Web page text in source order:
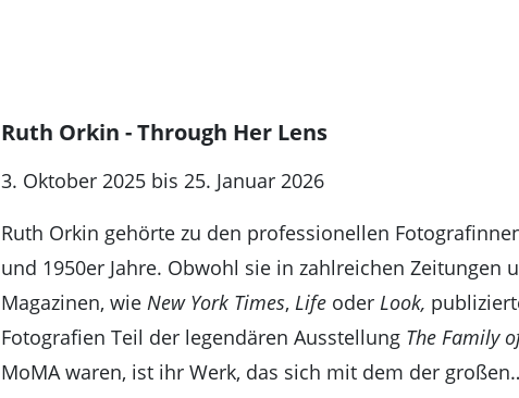
Ruth Orkin - Through Her Lens
3. Oktober 2025 bis 25. Januar 2026
Ruth Orkin gehörte zu den professionellen
und 1950er Jahre. Obwohl sie in zahlreichen Zeitungen
Magazinen, wie New York Times, Life oder Look,
Fotografien Teil der legendären Ausstellung The Family
MoMA waren, ist ihr Werk, das sich mit dem der